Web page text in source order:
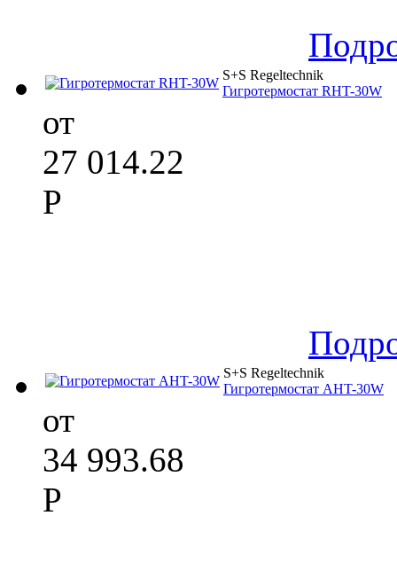
S+S Regeltechnik
Гигротермостат RHT-30W
от
27 014.22
Р
S+S Regeltechnik
Гигротермостат AHT-30W
от
34 993.68
Р